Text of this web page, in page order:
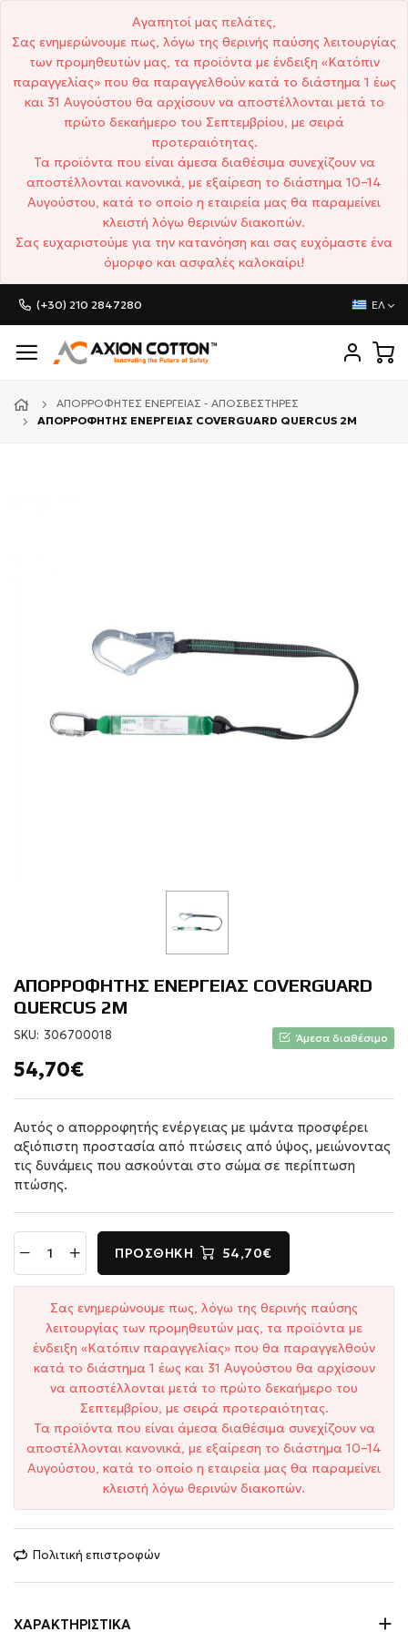
Αγαπητοί μας πελάτες,
Σας ενημερώνουμε πως, λόγω της θερινής παύσης λειτουργίας
των προμηθευτών μας, τα προϊόντα με ένδειξη «Κατόπιν
παραγγελίας» που θα παραγγελθούν κατά το διάστημα 1 έως
και 31 Αυγούστου θα αρχίσουν να αποστέλλονται μετά το
πρώτο δεκαήμερο του Σεπτεμβρίου, με σειρά
προτεραιότητας.
Τα προϊόντα που είναι άμεσα διαθέσιμα συνεχίζουν να
αποστέλλονται κανονικά, με εξαίρεση το διάστημα 10–14
Αυγούστου, κατά το οποίο η εταιρεία μας θα παραμείνει
κλειστή λόγω θερινών διακοπών.
Σας ευχαριστούμε για την κατανόηση και σας ευχόμαστε ένα
όμορφο και ασφαλές καλοκαίρι!
(+30) 210 2847280 ΕΛ
ΑΠΟΡΡΟΦΗΤΈΣ ΕΝΈΡΓΕΙΑΣ - ΑΠΟΣΒΕΣΤΉΡΕΣ
ΑΠΟΡΡΟΦΗΤΗΣ ΕΝΕΡΓΕΙΑΣ COVERGUARD QUERCUS 2M
ΑΠΟΡΡΟΦΗΤΗΣ ΕΝΕΡΓΕΙΑΣ COVERGUARD
QUERCUS 2M
SKU: 306700018 Άμεσα διαθέσιμο
54,70€
Αυτός ο απορροφητής ενέργειας με ιμάντα προσφέρει
αξιόπιστη προστασία από πτώσεις από ύψος, μειώνοντας
τις δυνάμεις που ασκούνται στο σώμα σε περίπτωση
πτώσης.
ΠΡΟΣΘΉΚΗ 54,70€
Σας ενημερώνουμε πως, λόγω της θερινής παύσης
λειτουργίας των προμηθευτών μας, τα προϊόντα με
ένδειξη «Κατόπιν παραγγελίας» που θα παραγγελθούν
κατά το διάστημα 1 έως και 31 Αυγούστου θα αρχίσουν
να αποστέλλονται μετά το πρώτο δεκαήμερο του
Σεπτεμβρίου, με σειρά προτεραιότητας.
Τα προϊόντα που είναι άμεσα διαθέσιμα συνεχίζουν να
αποστέλλονται κανονικά, με εξαίρεση το διάστημα 10–14
Αυγούστου, κατά το οποίο η εταιρεία μας θα παραμείνει
κλειστή λόγω θερινών διακοπών.
Πολιτική επιστροφών
ΧΑΡΑΚΤΗΡΙΣΤΙΚΆ